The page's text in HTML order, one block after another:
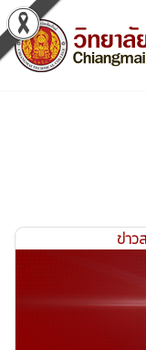
Skip
to
content
ข่าว